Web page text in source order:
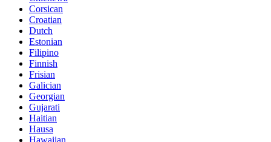
Corsican
Croatian
Dutch
Estonian
Filipino
Finnish
Frisian
Galician
Georgian
Gujarati
Haitian
Hausa